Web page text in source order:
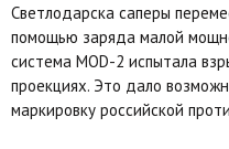
Светлодарска саперы
помощью заряда малой
система MOD-2 испытала
проекциях. Это дало
маркировку российской